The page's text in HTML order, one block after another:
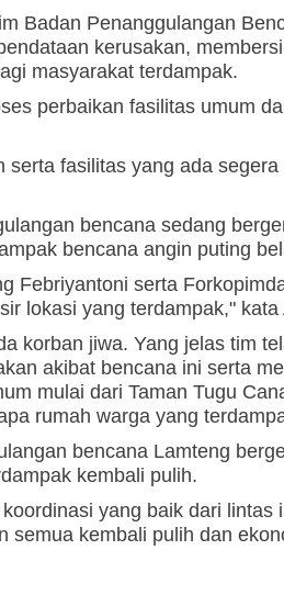
Badan Penanggulangan
kerusakan,
masyarakat terdampak.
perbaikan fasilitas umum
fasilitas yang ada
bencana sedang
bencana angin puting
Febriyantoni serta
lokasi yang terdampak," kata
korban jiwa. Yang jelas tim
akibat bencana ini serta
mulai dari Taman Tugu
rumah warga yang
bencana Lamteng
kembali pulih.
yang baik dari lintas
semua kembali pulih dan